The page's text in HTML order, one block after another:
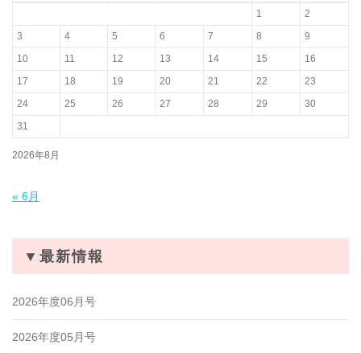
2026年8月
1
2
3
4 5 6 7 8
9
10
11 12 13 14 15
16
17
18 19 20 21 22
23
24
25 26 27 28 29
30
31
« 6月
▼最新情報
2026年度06月号
2026年度05月号